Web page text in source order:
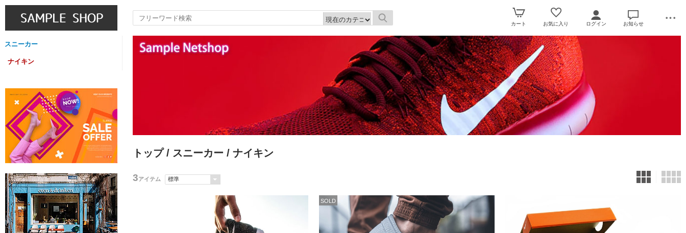
カート お気に入り ログイン お知らせ
スニーカー
ナイキン
トップ/ スニーカー / ナイキン
3アイテム
SOLD